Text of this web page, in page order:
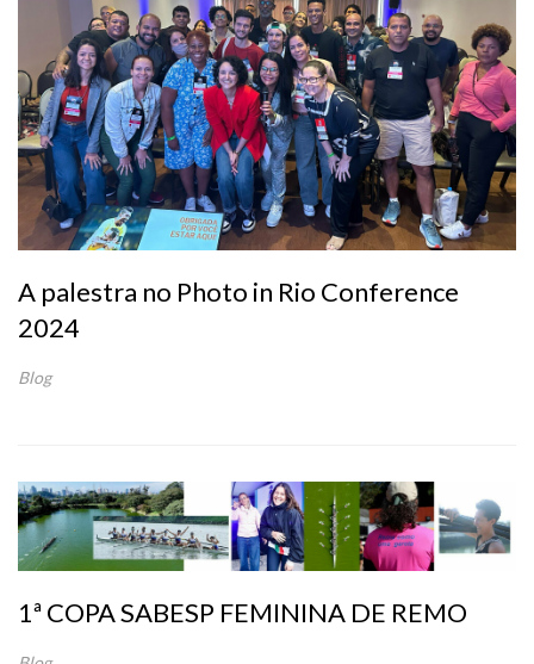
A palestra no Photo in Rio Conference
2024
Blog
1ª COPA SABESP FEMININA DE REMO